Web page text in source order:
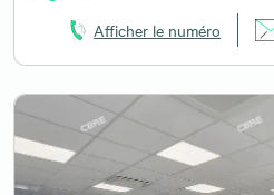
Afficher le numéro